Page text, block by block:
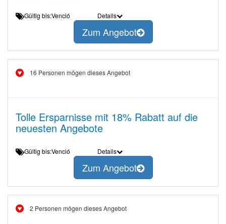
Gültig bis:Venció Details
Zum Angebot
16 Personen mögen dieses Angebot
Tolle Ersparnisse mit 18% Rabatt auf die
neuesten Angebote
Gültig bis:Venció Details
Zum Angebot
2 Personen mögen dieses Angebot